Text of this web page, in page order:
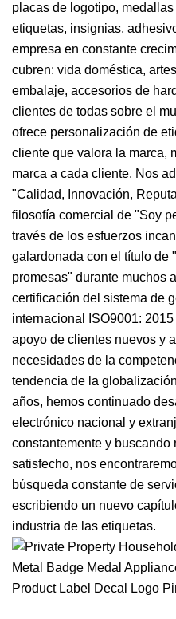
placas de logotipo,
etiquetas, insignias,
empresa en constante
cubren: vida doméstica,
embalaje, accesorios de
clientes de todas sobre el
ofrece personalización de
cliente que valora la marca,
marca a cada cliente. Nos
"Calidad, Innovación,
filosofía comercial de "Soy
través de los esfuerzos
galardonada con el título de
promesas" durante muchos
certificación del sistema de
internacional ISO9001:
apoyo de clientes nuevos y
necesidades de la
tendencia de la
años, hemos continuado
electrónico nacional y
constantemente y buscando
satisfecho, nos
búsqueda constante de
escribiendo un nuevo
industria de las etiquetas.